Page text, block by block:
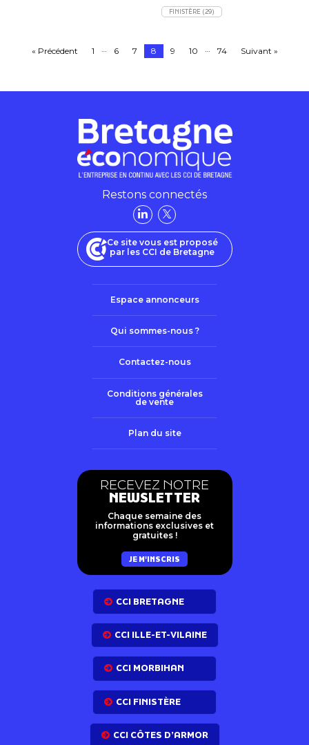
FINISTÈRE (29)
« Précédent 1 6 7 8 9 10 74 Suivant »
Restons connectés
Ce site vous est proposé
par les CCI de Bretagne
Espace annonceurs
Qui sommes-nous ?
Contactez-nous
Conditions générales
de vente
Plan du site
RECEVEZ NOTRE
NEWSLETTER
Chaque semaine des
informations exclusives et
gratuites !
JE M'INSCRIS
CCI BRETAGNE
CCI ILLE-ET-VILAINE
CCI MORBIHAN
CCI FINISTÈRE
CCI CÔTES D’ARMOR